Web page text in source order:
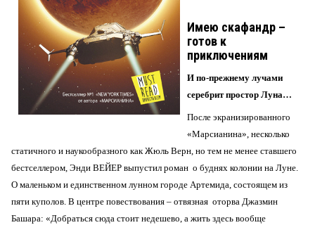
Имею скафандр –
готов к
приключениям
И по-прежнему лучами
серебрит простор Луна…
После экранизированного
«Марсианина», несколько
статичного и наукообразного как Жюль Верн, но тем не менее ставшего
бестселлером, Энди ВЕЙЕР выпустил роман о буднях колонии на Луне.
О маленьком и единственном лунном городе Артемида, состоящем из
пяти куполов. В центре повествования – отвязная оторва Джазмин
Башара: «Добраться сюда стоит недешево, а жить здесь вообще